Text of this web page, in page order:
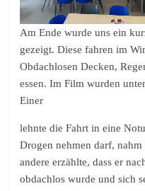
Am Ende wurde uns ein
gezeigt. Diese fahren im
Obdachlosen Decken,
essen. Im Film wurden
Einer
lehnte die Fahrt in eine
Drogen nehmen darf, nahm
andere erzählte, dass er
obdachlos wurde und sich